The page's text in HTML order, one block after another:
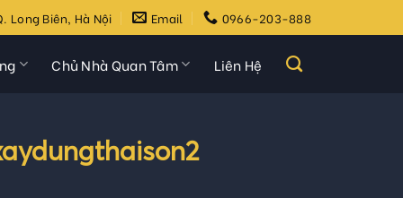
Long Biên, Hà Nội Email 0966-203-888
Chủ Nhà Quan Tâm Liên Hệ